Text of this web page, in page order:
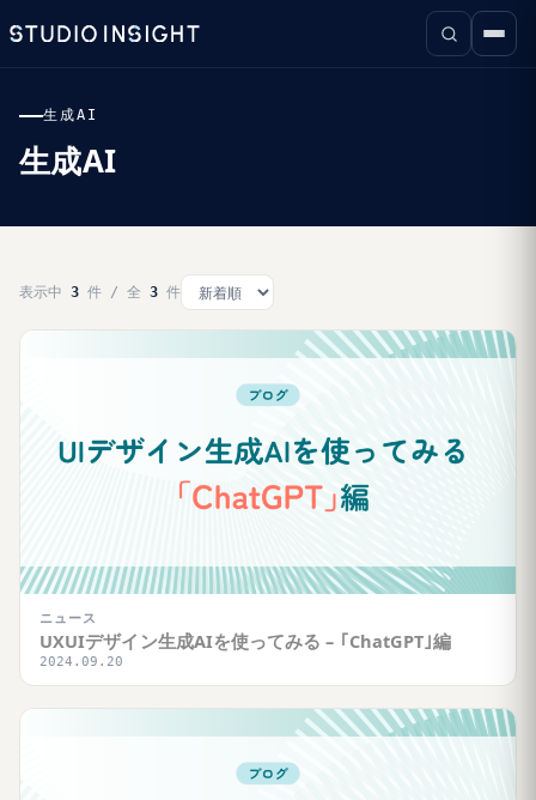
生成AI
生成AI
表示中 3 件 / 全 3 件
ニュース
UXUIデザイン生成AIを使ってみる – ｢ChatGPT｣編
2024.09.20